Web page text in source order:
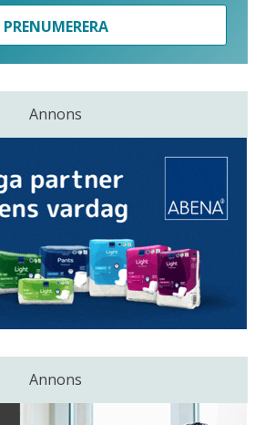
PRENUMERERA
Annons
Annons